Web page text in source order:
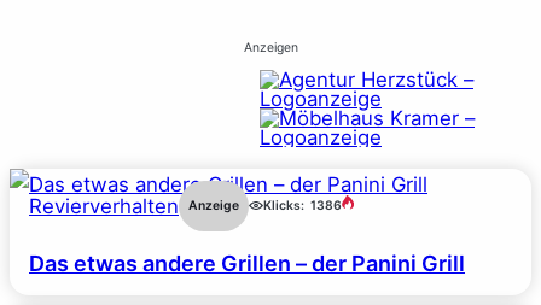
Anzeigen
Revierverhalten Anzeige Klicks: 1386
Das etwas andere Grillen – der Panini Grill